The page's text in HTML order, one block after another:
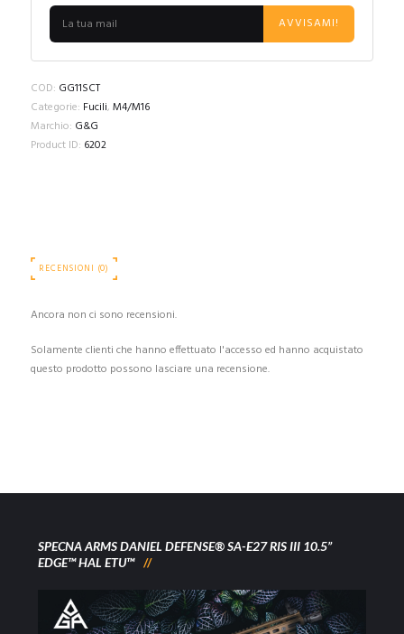
AVVISAMI!
COD: GG11SCT
Categorie: Fucili, M4/M16
Marchio: G&G
Product ID: 6202
RECENSIONI (0)
Ancora non ci sono recensioni.
Solamente clienti che hanno effettuato l'accesso ed hanno acquistato
questo prodotto possono lasciare una recensione.
SPECNA ARMS DANIEL DEFENSE® SA-E27 RIS III 10.5”
EDGE™ HAL ETU™